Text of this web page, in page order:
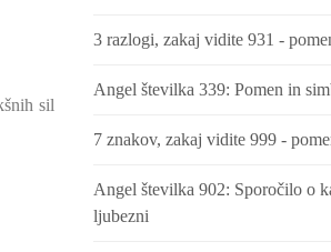
sil
3 razlogi, zakaj vidite 931 -
Angel številka 339: Pomen in
7 znakov, zakaj vidite 999 -
Angel številka 902: Sporočilo o
ljubezni